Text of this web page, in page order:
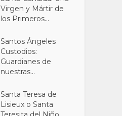
Virgen y Mártir de
los Primeros...
Santos Ángeles
Custodios:
Guardianes de
nuestras...
Santa Teresa de
Lisieux o Santa